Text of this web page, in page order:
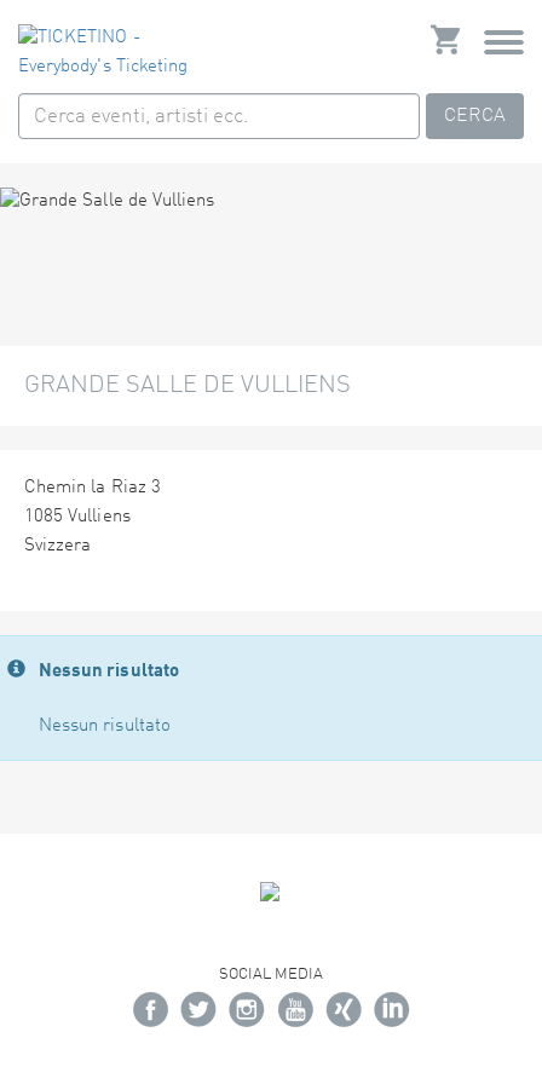
CERCA
GRANDE SALLE DE VULLIENS
Chemin la Riaz 3
1085 Vulliens
Svizzera
Nessun risultato
Nessun risultato
SOCIAL MEDIA